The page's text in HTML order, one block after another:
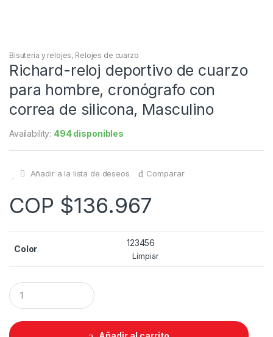
Bisutería y relojes, Relojes de cuarzo
Richard-reloj deportivo de cuarzo
para hombre, cronógrafo con
correa de silicona, Masculino
Availability: 494 disponibles
Añadir a la lista de deseos Comparar
COP $136.967
Color
123456
Limpiar
Q
u
a
t